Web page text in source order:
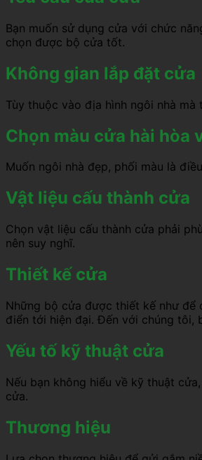
Bạn muốn sử dụng cửa với chức
chọn được bộ cửa tốt.
Không gian lắp đặt cửa
Tùy thuộc vào địa hình ngôi nhà
Chọn màu cửa hài hòa
Muốn ngôi nhà đẹp, phối màu là
Vật liệu cấu thành cửa
Chọn vật liệu cấu thành cửa phải
nên suy nghĩ.
Thiết kế cửa
Những bộ cửa được thiết kế như để
điển tới hiện đại. Đến với chúng tôi,
Yếu tố kỹ thuật cửa
Nếu bạn không hiểu về kỹ thuật
cửa.
Thương hiệu